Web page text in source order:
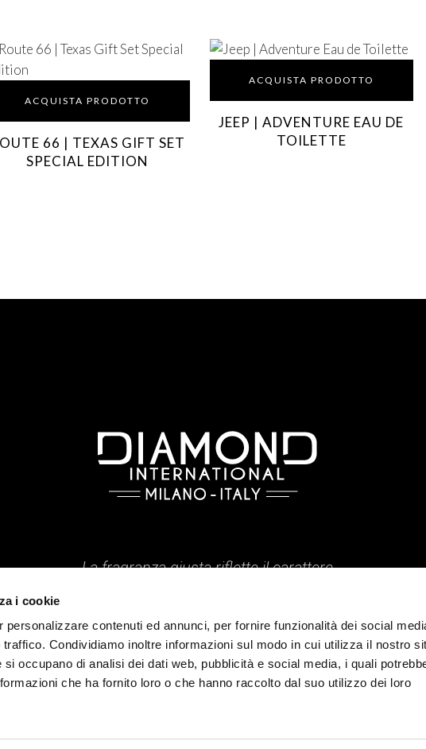
i cookie
personalizzare contenuti ed annunci, per fornire funzionalità dei social
Condividiamo inoltre informazioni sul modo in cui utilizza il nostro
occupano di analisi dei dati web, pubblicità e social media, i quali
che ha fornito loro o che hanno raccolto dal suo utilizzo dei loro
ACQUISTA PRODOTTO
66 | TEXAS GIFT SET
SPECIAL EDITION
ACQUISTA PRODOTTO
JEEP | ADVENTURE EAU DE
TOILETTE
La fragranza giusta riflette il carattere